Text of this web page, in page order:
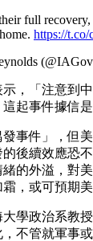
full
https://
，「注意到
起事件據信是
事件」，但
後續效應恐
的外溢，對
，或可預期
學政治系教
不管就軍事